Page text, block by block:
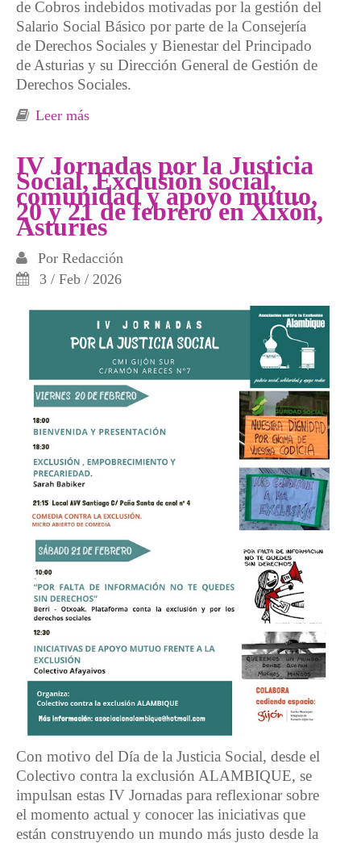
de Cobros indebidos motivadas por la gestión del
Salario Social Básico por parte de la Consejería
de Derechos Sociales y Bienestar del Principado
de Asturias y su Dirección General de Gestión de
Derechos Sociales.
Leer más
IV Jornadas por la Justicia
Social, Exclusión social,
comunidad y apoyo mutuo,
20 y 21 de febrero en Xixón,
Asturies
Por Redacción
3 / Feb / 2026
Con motivo del Día de la Justicia Social, desde el
Colectivo contra la exclusión ALAMBIQUE, se
impulsan estas IV Jornadas para reflexionar sobre
el momento actual y conocer las iniciativas que
están construyendo un mundo más justo desde la